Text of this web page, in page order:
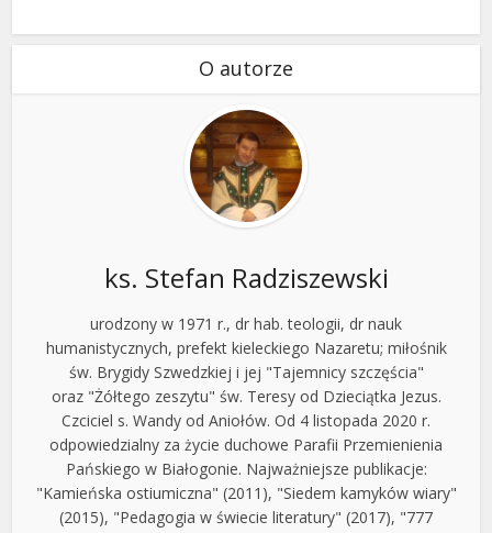
O autorze
ks. Stefan Radziszewski
urodzony w 1971 r., dr hab. teologii, dr nauk
humanistycznych, prefekt kieleckiego Nazaretu; miłośnik
św. Brygidy Szwedzkiej i jej "Tajemnicy szczęścia"
oraz "Żółtego zeszytu" św. Teresy od Dzieciątka Jezus.
Czciciel s. Wandy od Aniołów. Od 4 listopada 2020 r.
odpowiedzialny za życie duchowe Parafii Przemienienia
Pańskiego w Białogonie. Najważniejsze publikacje:
"Kamieńska ostiumiczna" (2011), "Siedem kamyków wiary"
(2015), "Pedagogia w świecie literatury" (2017), "777